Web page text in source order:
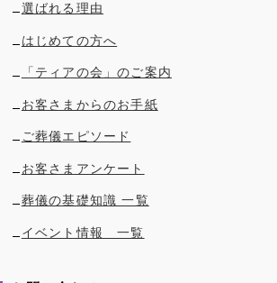
選ばれる理由
はじめての方へ
「ティアの会」のご案内
お客さまからのお手紙
ご葬儀エピソード
お客さまアンケート
葬儀の基礎知識 一覧
イベント情報 一覧